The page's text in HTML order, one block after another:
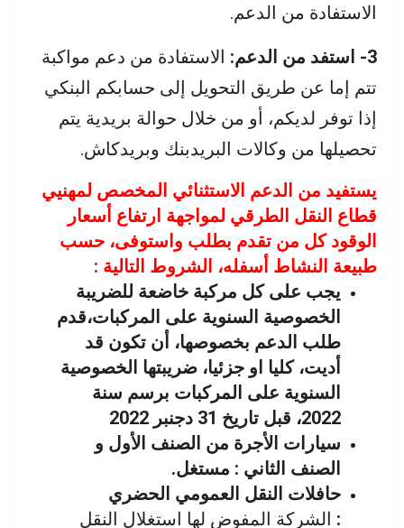
الاستفادة من الدعم.
3- استفد من الدعم:
الاستفادة من دعم مواكبة
تتم إما عن طريق التحويل إلى حسابكم البنكي
إذا توفر لديكم، أو من خلال حوالة بريدية يتم
تحصيلها من وكالات البريدبنك وبريدكاش.
يستفيد من الدعم الاستثنائي المخصص لمهنيي
قطاع النقل الطرقي لمواجهة ارتفاع أسعار
الوقود كل من تقدم بطلب واستوفى، حسب
طبيعة النشاط أسفله، الشروط التالية :
يجب على كل مركبة خاضعة للضريبة
الخصوصية السنوية على المركبات،قدم
طلب الدعم بخصوصها، أن تكون قد
أديت، كليا او جزئيا، ضريبتها الخصوصية
السنوية على المركبات برسم سنة
2022، قبل تاريخ 31 دجنبر 2022
سيارات الأجرة من الصنف الأول و
الصنف الثاني : مستغل.
حافلات النقل العمومي الحضري
: الشركة المفوض لها استغلال النقل